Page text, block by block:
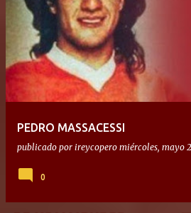
PEDRO MASSACESSI
publicado por ireycopero miércoles, mayo
0